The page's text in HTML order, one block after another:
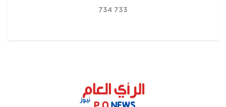
733
734